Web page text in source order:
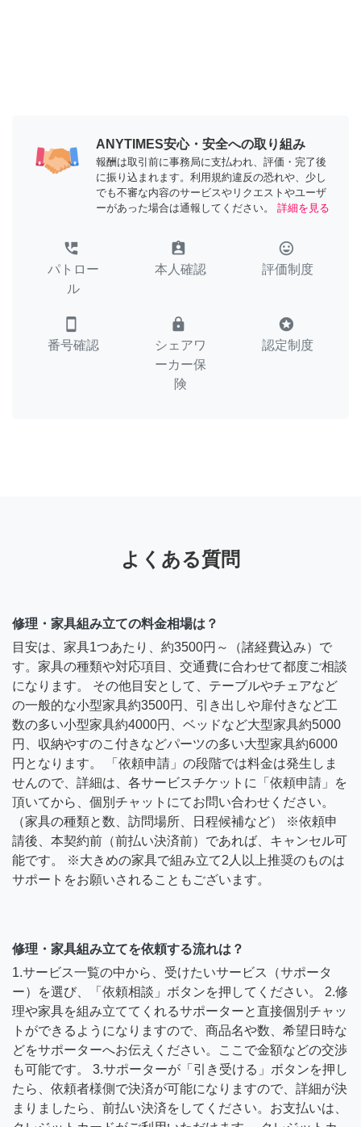
ANYTIMES安心・安全への取り組み
報酬は取引前に事務局に支払われ、評価・完了後
に振り込まれます。利用規約違反の恐れや、少し
でも不審な内容のサービスやリクエストやユーザ
ーがあった場合は通報してください。
詳細を見る
perm_phone_msg
パトロー
ル
assignment_ind
本人確認
tag_faces
評価制度
smartphone
番号確認
lock
シェアワ
ーカー保
険
stars
認定制度
よくある質問
修理・家具組み立ての料金相場は？
目安は、家具1つあたり、約3500円～（諸経費込み）で
す。家具の種類や対応項目、交通費に合わせて都度ご相談
になります。 その他目安として、テーブルやチェアなど
の一般的な小型家具約3500円、引き出しや扉付きなど工
数の多い小型家具約4000円、ベッドなど大型家具約5000
円、収納やすのこ付きなどパーツの多い大型家具約6000
円となります。 「依頼申請」の段階では料金は発生しま
せんので、詳細は、各サービスチケットに「依頼申請」を
頂いてから、個別チャットにてお問い合わせください。
（家具の種類と数、訪問場所、日程候補など） ※依頼申
請後、本契約前（前払い決済前）であれば、キャンセル可
能です。 ※大きめの家具で組み立て2人以上推奨のものは
サポートをお願いされることもございます。
修理・家具組み立てを依頼する流れは？
1.サービス一覧の中から、受けたいサービス（サポータ
ー）を選び、「依頼相談」ボタンを押してください。 2.修
理や家具を組み立ててくれるサポーターと直接個別チャッ
トができるようになりますので、商品名や数、希望日時な
どをサポーターへお伝えください。ここで金額などの交渉
も可能です。 3.サポーターが「引き受ける」ボタンを押し
たら、依頼者様側で決済が可能になりますので、詳細が決
まりましたら、前払い決済をしてください。お支払いは、